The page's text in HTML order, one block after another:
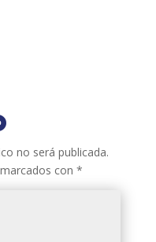
no será publicada.
con *